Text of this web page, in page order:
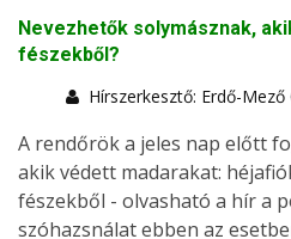
Nevezhetők solymásznak,
fészekből?
Hírszerkesztő: Erdő-Mező
A rendőrök a jeles nap előtt
akik védett madarakat:
fészekből - olvasható a hír a
szóhazsnálat ebben az